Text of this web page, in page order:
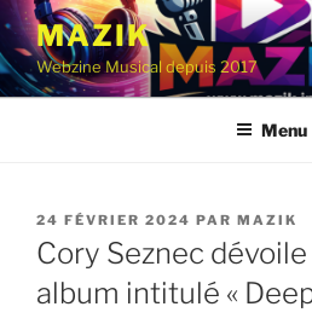
Aller
contenu
principal
MAZIK
Webzine Musical depuis 2017
Menu
PUBLIÉ
LE
24 FÉVRIER 2024 PAR MAZIK
Cory Seznec
album intitulé «